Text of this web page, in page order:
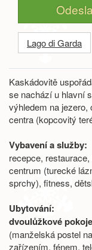
Lago di Garda
Kaskádovitě
se nachází u hlavní
výhledem na jezero,
centra (kopcovitý
Vybavení a služby:
recepce,
centrum (turecké
sprchy), fitness,
Ubytování:
dvoulůžkové
(manželská postel
zařízením, fénem,